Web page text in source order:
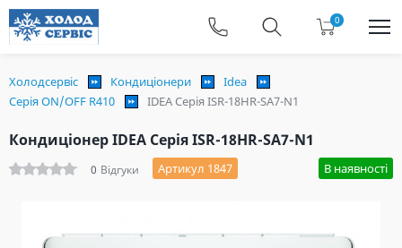
0
Холодсервіс Кондиціонери
Idea
Серія ON/OFF R410
IDEA Серія ISR-18HR-SA7-N1
Кондиціонер IDEA Серія ISR-18HR-SA7-N1
0 Відгуки Артикул 1847 В наявності